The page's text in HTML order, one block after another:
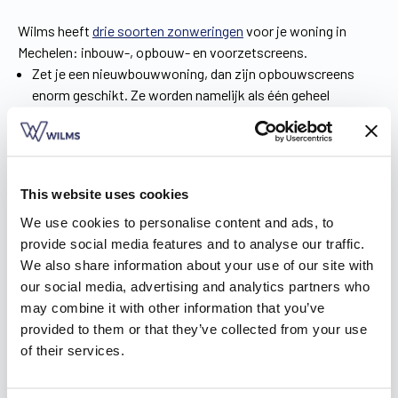
This website uses cookies
We use cookies to personalise content and ads, to
provide social media features and to analyse our traffic.
We also share information about your use of our site with
our social media, advertising and analytics partners who
may combine it with other information that you’ve
provided to them or that they’ve collected from your use
of their services.
Wilms heeft drie soorten zonweringen voor je woning in
Mechelen: inbouw-, opbouw- en voorzetscreens.
Zet je een nieuwbouwwoning, dan zijn opbouwscreens
enorm geschikt. Ze worden namelijk als één geheel
geplaatst, samen met de ramen. Zo werk je ze perfect weg
in je interieur én het warmteverlies blijft beperkt.
raam geïnstalleerd. Bovendien is de kast zo klein dat je niet
bezorgd hoeft te zijn over het uitzicht van je huis.
Inbouwscreens zijn tot slot een geval apart. Die kunnen
onmogelijk luchtdicht worden gemaakt, net zoals
inbouwrolluiken. Wilms ontwikkelde hiervoor een nieuw,
innovatief systeem: de ShutterX® voor inbouwrolluiken en
de ZipX®Zero voor inbouwscreens van passief- en lage-
energiewoningen. Het screen zit in de spouwmuur